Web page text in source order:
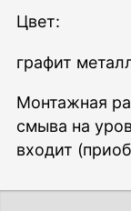
Цвет:
графит
Монтажная
смыва на
входит